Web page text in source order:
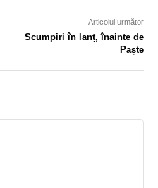
Articolul următor
Scumpiri în lanț, înainte de
Paște